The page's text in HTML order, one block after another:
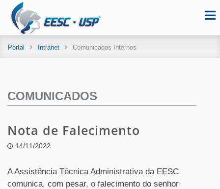
Portal Intranet Comunicados Internos
COMUNICADOS
Nota de Falecimento
14/11/2022
A Assistência Técnica Administrativa da EESC
comunica, com pesar, o falecimento do senhor